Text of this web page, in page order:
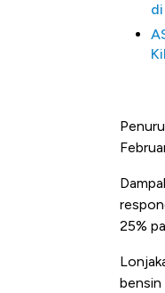
25%
bensin